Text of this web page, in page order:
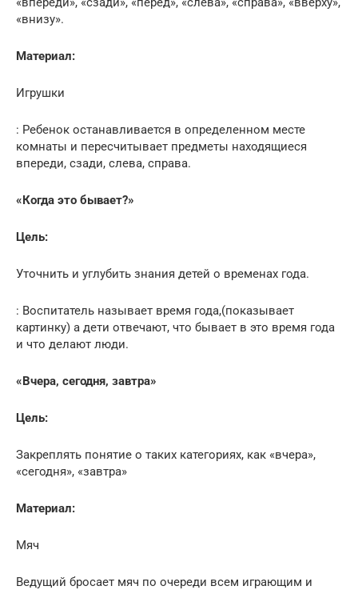
«внизу».
Материал:
Игрушки
: Ребенок останавливается в определенном месте
комнаты и пересчитывает предметы находящиеся
впереди, сзади, слева, справа.
«Когда это бывает?»
Цель:
Уточнить и углубить знания детей о временах года.
: Воспитатель называет время года,(показывает
картинку) а дети отвечают, что бывает в это время года
и что делают люди.
«Вчера, сегодня, завтра»
Цель:
Закреплять понятие о таких категориях, как «вчера»,
«сегодня», «завтра»
Материал:
Мяч
Ведущий бросает мяч по очереди всем играющим и